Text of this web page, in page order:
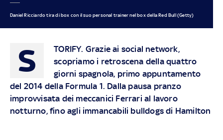
Daniel Ricciardo tira di box con il suo personal trainer nel box della Red Bull (Getty)
S TORIFY. Grazie ai social network,
scopriamo i retroscena della quattro
giorni spagnola, primo appuntamento
del 2014 della Formula 1. Dalla pausa pranzo
improvvisata dei meccanici Ferrari al lavoro
notturno, fino agli immancabili bulldogs di Hamilton